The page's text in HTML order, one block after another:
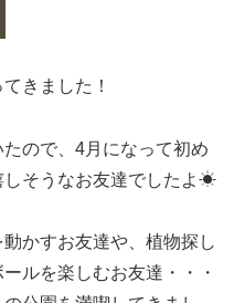
きました！
ので、4月になって初め
しそうなお友達でしたよ☀
かすお友達や、植物探し
ルを楽しむお友達・・・